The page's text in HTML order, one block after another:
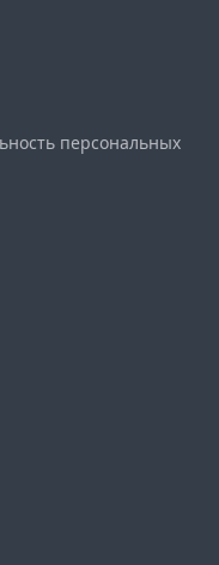
персональных